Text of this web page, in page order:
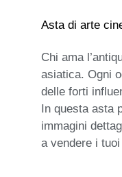
Asta di arte
Chi ama
asiatica. Ogni
delle forti
In questa asta
immagini
a vendere i